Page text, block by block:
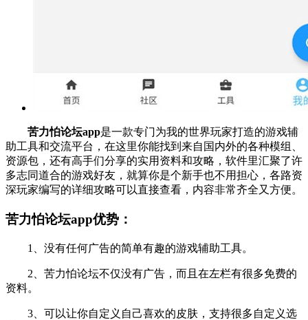
苦力怕论坛app是一款专门为我的世界玩家打造的游戏辅
助工具和交流平台，在这里你能找到来自国内外的各种模组、
资源包，还有高手们分享的实用资料和攻略，软件里汇聚了许
多志同道合的游戏好友，就算你是个新手也不用担心，各路资
深玩家编写的详细攻略可以直接查看，内容非常齐全又方便。
苦力怕论坛app优势：
1、没有任何广告的简单有趣的游戏辅助工具。
2、苦力怕论坛不仅没有广告，而且在左栏有很多免费的
资料。
3、可以让你自定义自己喜欢的皮肤，支持很多自定义选